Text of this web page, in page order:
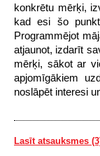
konkrētu mērķi,
kad esi šo
Programmējot
atjaunot, izdarīt
mērķi, sākot ar
apjomīgākiem
noslāpēt interesi
Lasīt atsauksmes